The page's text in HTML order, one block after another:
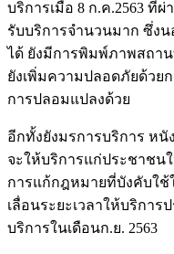
บริการเมื่อ 8 ก.ค.2563 ที่
รับบริการจำนวนมาก ซึ่ง
ได้ ยังมีการพิมพ์ภาพสถา
ยังเพิ่มความปลอดภัยด้วย
การปลอมแปลงด้วย
อีกทั้งยังมรการบริการ หนั
จะให้บริการแก่ประชาชน
การแก้กฎหมายที่บังคับใช้
เลื่อนระยะเวลาให้บริกา
บริการในเดือนก.ย. 2563